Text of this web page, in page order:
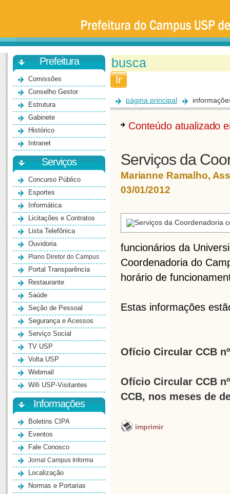
Universidade
São
Paulo
-
BauruPrefeitura
Comissões
Conselho Gestor
Estrutura
Gabinete
Histórico
Intranet
Serviços
Concurso Público
Esportes
Informática
Licitações e Contratos
Lista Telefônica
Ouvidoria
Plano Diretor do Campus
Portal Transparência
Restaurante
Saúde
Seção de Pessoal
Segurança e Acessos
Serviço Social
TV USP
Volta USP
Webmail
Wifi USP-Visitantes
Informações
Boletins CIPA
Eventos
Fale Conosco
Jornal Campus Informa
Localização
Normas e Portarias
página principal
Conteúdo atualizado
Serviços da
Marianne Ramalho,
03/01/2012
funcionários da
Coordenadoria do
horário de
Estas informações
Ofício Circular CCB
Ofício Circular CCB
CCB, nos meses de
imprimir